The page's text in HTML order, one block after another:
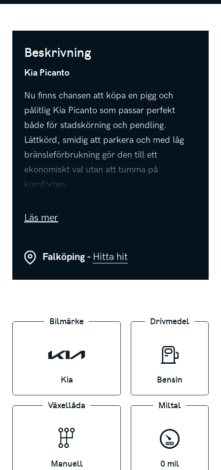
Beskrivning
Kia Picanto
Nu finns chansen att köpa en pigg och
pålitlig Kia Picanto som passar perfekt
både för stadskörning och pendling.
Lättkörd, smidig att parkera och med låg
bränsleförbrukning gör den till ett
ekonomiskt val utan att tumma på
komforten.
✔ Billig skatt & försäkring
✔ Fräsch både invändigt och utvändigt
mailadress
Läs mer
Falköping - Hitta hit
Bilmärke
Kia
Drivmedel
Bensin
Växellåda
Manuell
Miltal
0 mil